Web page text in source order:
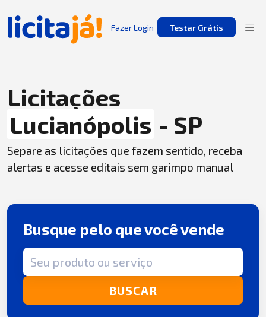
Fazer Login Testar Grátis
Licitações
Lucianópolis - SP
Separe as licitações que fazem sentido, receba
alertas e acesse editais sem garimpo manual
Busque pelo que você vende
Termo de busca
BUSCAR